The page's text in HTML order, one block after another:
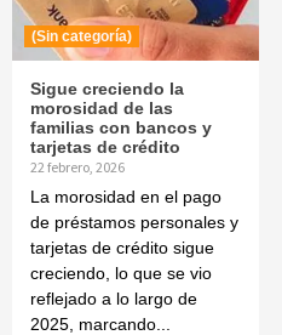
(Sin categoría)
Sigue creciendo la
morosidad de las
familias con bancos y
tarjetas de crédito
22 febrero, 2026
La morosidad en el pago
de préstamos personales y
tarjetas de crédito sigue
creciendo, lo que se vio
reflejado a lo largo de
2025, marcando...